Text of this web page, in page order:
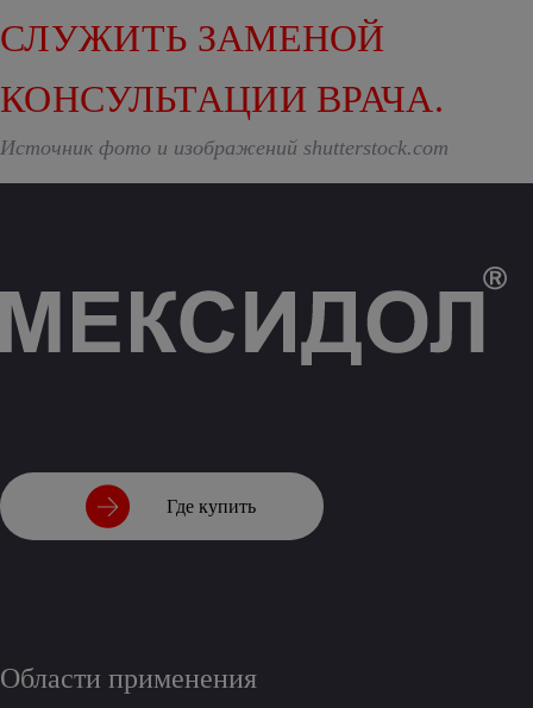
СЛУЖИТЬ ЗАМЕНОЙ
КОНСУЛЬТАЦИИ ВРАЧА.
Источник фото и изображений shutterstock.com
Где купить
Области применения